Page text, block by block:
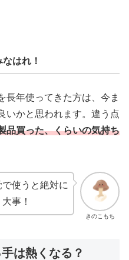
はれ！
長年使ってきた方は、今ま
いかと思われます。違う点
品買った、くらいの気持ち
きのこもち
使うと絶対に
事！
は熱くなる？